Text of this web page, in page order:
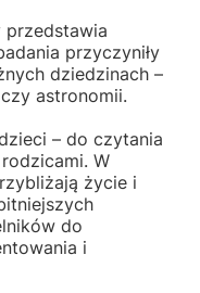
przedstawia
przyczyniły
dziedzinach –
astronomii.
– do czytania
W
życie i
do
i